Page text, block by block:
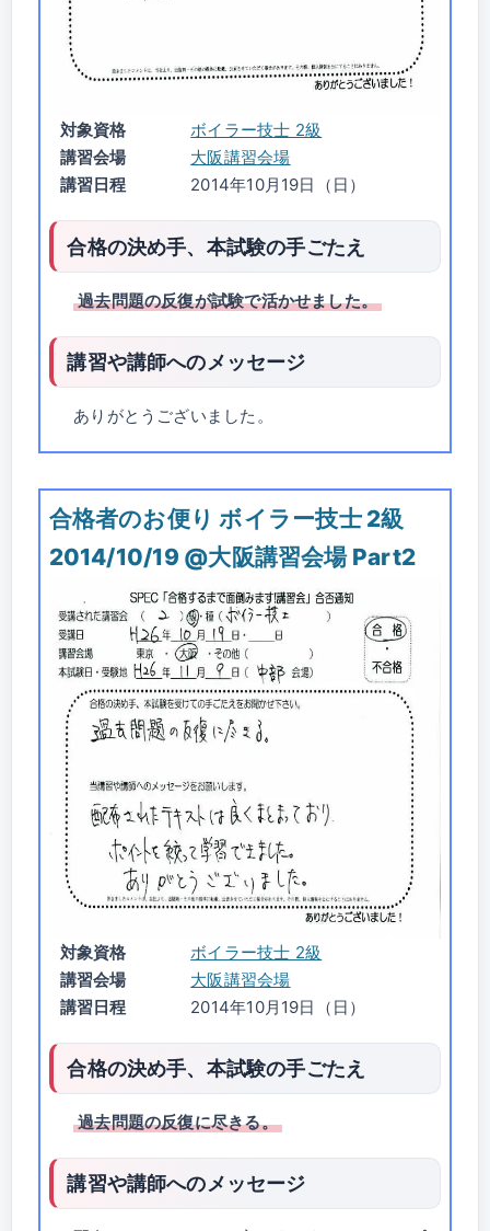
対象資格
ボイラー技士 2級
講習会場
大阪講習会場
講習日程
2014年10月19日（日）
合格の決め手、本試験の手ごたえ
過去問題の反復が試験で活かせました。
講習や講師へのメッセージ
ありがとうございました。
合格者のお便り ボイラー技士 2級
2014/10/19 @大阪講習会場 Part2
対象資格
ボイラー技士 2級
講習会場
大阪講習会場
講習日程
2014年10月19日（日）
合格の決め手、本試験の手ごたえ
過去問題の反復に尽きる。
講習や講師へのメッセージ